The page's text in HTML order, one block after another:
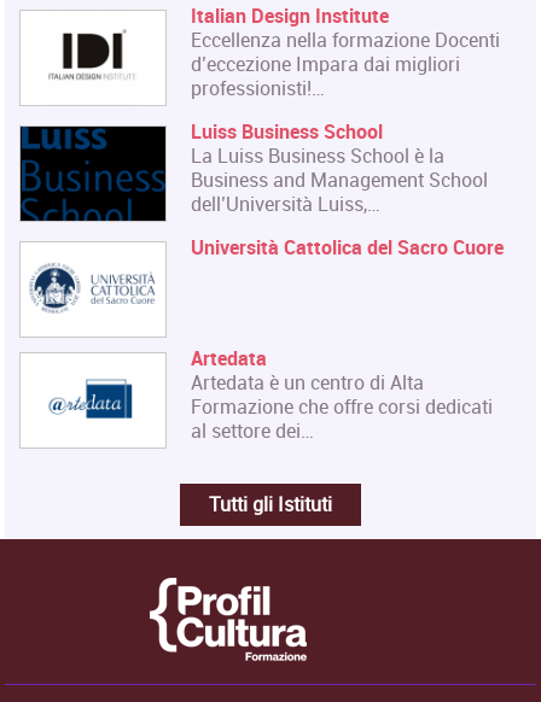
Italian Design Institute
Eccellenza nella formazione Docenti
d’eccezione Impara dai migliori
professionisti!…
Luiss Business School
La Luiss Business School è la
Business and Management School
dell’Università Luiss,…
Università Cattolica del Sacro Cuore
Artedata
Artedata è un centro di Alta
Formazione che offre corsi dedicati
al settore dei…
Tutti gli Istituti